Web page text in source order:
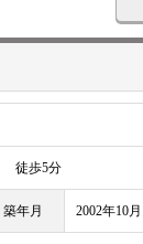
徒歩5分
築年月 2002年10月